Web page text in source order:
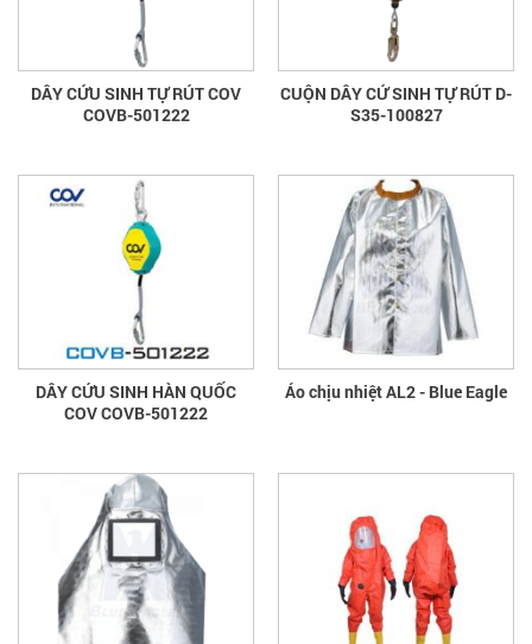
DÂY CỨU SINH TỰ RÚT COV
COVB-501222
CUỘN DÂY CỨ SINH TỰ RÚT D-
S35-100827
DÂY CỨU SINH HÀN QUỐC
COV COVB-501222
Áo chịu nhiệt AL2 - Blue Eagle